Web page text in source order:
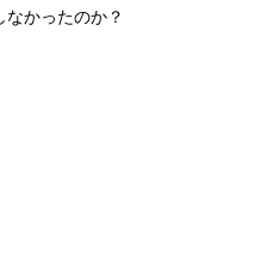
かったのか？